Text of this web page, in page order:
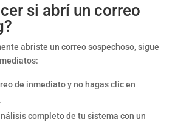
si abrí un correo
abriste un correo sospechoso, sigue
de inmediato y no hagas clic en
completo de tu sistema con un